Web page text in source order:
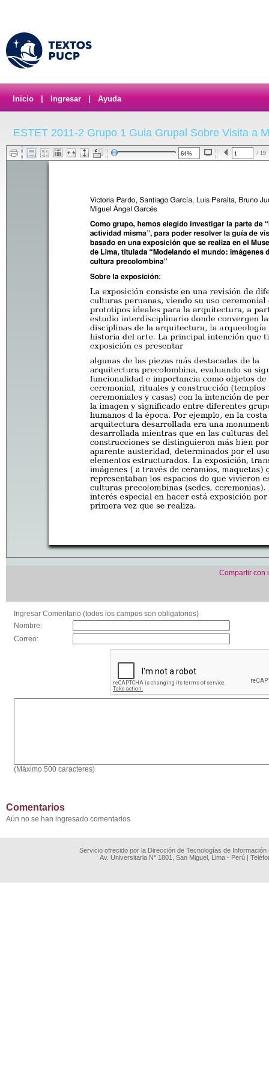
Inicio Ingresar Ayuda
ESTET 2011-2 Grupo 1 Guia Grupal Sobre Visita a
/ 19
Compartir con
Ingresar Comentario (todos los campos son obligatorios)
Nombre:
Correo:
(Máximo 500 caracteres)
Comentarios
Aún no se han ingresado comentarios
Servicio ofrecido por la Dirección de Tecnologías de
Av. Universitaria N° 1801, San Miguel, Lima - Perú |